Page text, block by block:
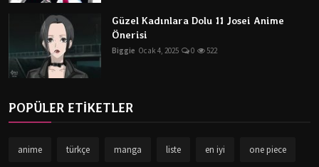
Güzel Kadınlara Dolu 11 Josei Anime
Önerisi
Biggie Ocak 4, 2025 0 522
POPÜLER ETİKETLER
anime türkçe manga liste en iyi one piece